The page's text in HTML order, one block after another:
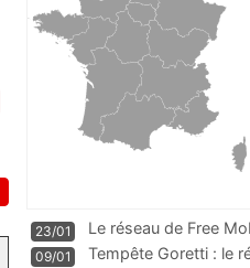
23/01
Le réseau de Free
m
09/01
Tempête Goretti : le